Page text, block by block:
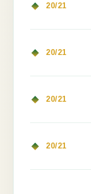
20/21
20/21
20/21
20/21